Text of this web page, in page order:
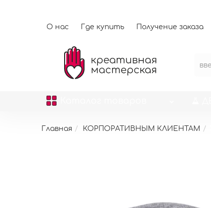
О нас Где купить Получение заказа
Главная КОРПОРАТИВНЫМ КЛИЕНТАМ